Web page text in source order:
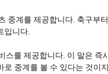
중계를 제공합니다. 축구부
입니다.
스를 제공합니다. 이 말은
중계를 볼 수 있다는 것